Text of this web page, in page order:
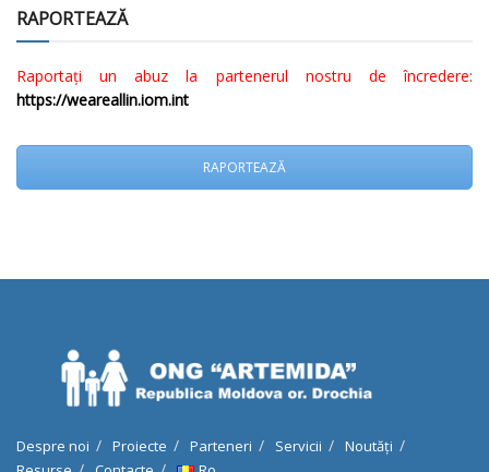
RAPORTEAZĂ
Raportați un abuz la partenerul nostru de încredere:
https://weareallin.iom.int
RAPORTEAZĂ
Despre noi Proiecte Parteneri Servicii
Noutăți